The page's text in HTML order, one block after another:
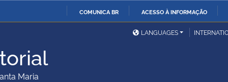
COMUNICA BR ACESSO À INFORMAÇÃO
Ministério da Defesa
Ministério das Relações
Exteriores
Ministério da Cidadania
LANGUAGES
Maria